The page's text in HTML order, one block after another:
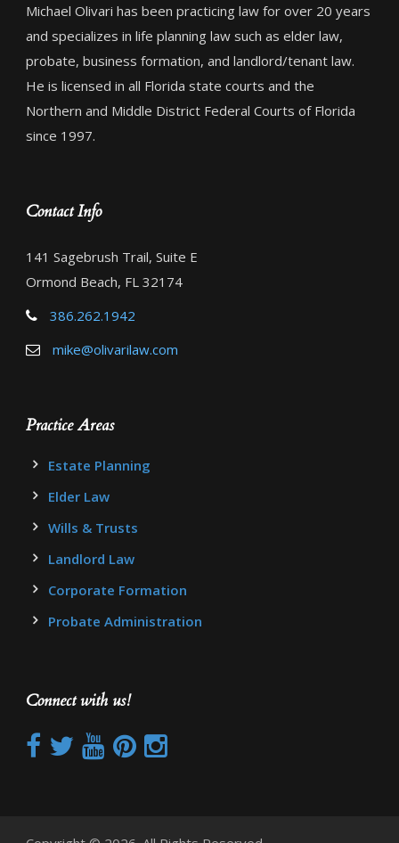
Michael Olivari has been practicing law for over 20 years
and specializes in life planning law such as elder law,
probate, business formation, and landlord/tenant law.
He is licensed in all Florida state courts and the
Northern and Middle District Federal Courts of Florida
since 1997.
Contact Info
141 Sagebrush Trail, Suite E
Ormond Beach, FL 32174
386.262.1942
mike@olivarilaw.com
Practice Areas
Estate Planning
Elder Law
Wills & Trusts
Landlord Law
Corporate Formation
Probate Administration
Connect with us!